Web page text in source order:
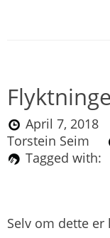
April 7, 2018
Torstein Seim
Tagged with:
Selv om dette er